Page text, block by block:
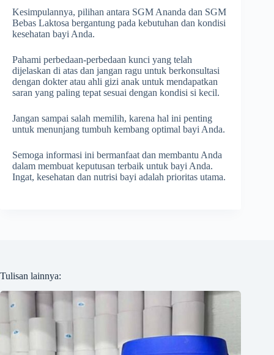
Kesimpulannya, pilihan antara SGM Ananda dan SGM
Bebas Laktosa bergantung pada kebutuhan dan kondisi
kesehatan bayi Anda.
Pahami perbedaan-perbedaan kunci yang telah
dijelaskan di atas dan jangan ragu untuk berkonsultasi
dengan dokter atau ahli gizi anak untuk mendapatkan
saran yang paling tepat sesuai dengan kondisi si kecil.
Jangan sampai salah memilih, karena hal ini penting
untuk menunjang tumbuh kembang optimal bayi Anda.
Semoga informasi ini bermanfaat dan membantu Anda
dalam membuat keputusan terbaik untuk bayi Anda.
Ingat, kesehatan dan nutrisi bayi adalah prioritas utama.
Tulisan lainnya: